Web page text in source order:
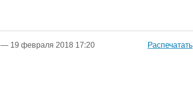
— 19 февраля 2018 17:20 Распечатать